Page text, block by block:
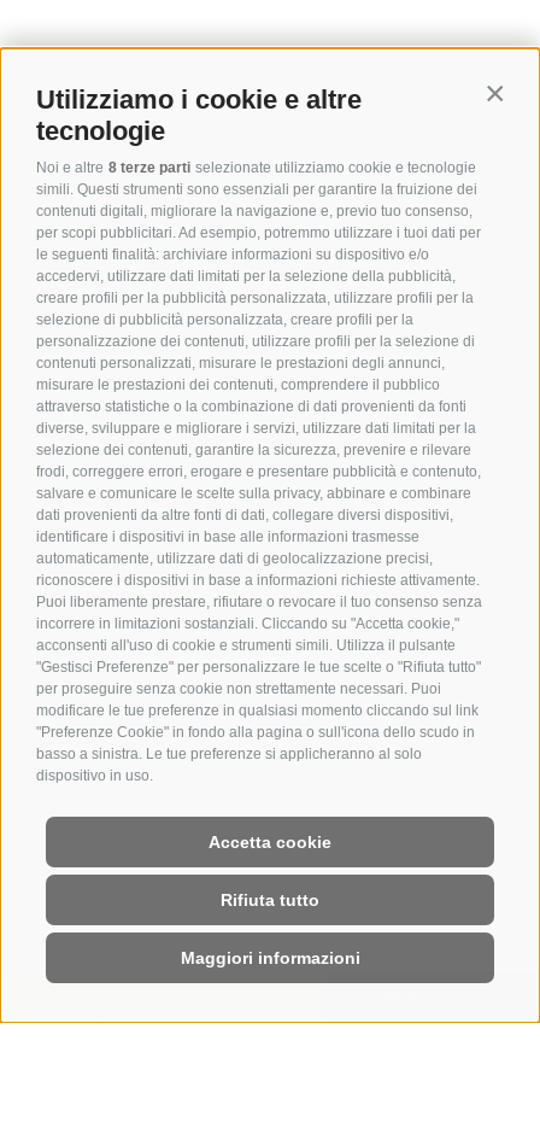
Utilizziamo i cookie e altre
tecnologie
Noi e altre 8 terze parti selezionate utilizziamo cookie e tecnologie
simili. Questi strumenti sono essenziali per garantire la fruizione dei
contenuti digitali, migliorare la navigazione e, previo tuo consenso,
per scopi pubblicitari. Ad esempio, potremmo utilizzare i tuoi dati per
le seguenti finalità: archiviare informazioni su dispositivo e/o
accedervi, utilizzare dati limitati per la selezione della pubblicità,
creare profili per la pubblicità personalizzata, utilizzare profili per la
selezione di pubblicità personalizzata, creare profili per la
personalizzazione dei contenuti, utilizzare profili per la selezione di
contenuti personalizzati, misurare le prestazioni degli annunci,
misurare le prestazioni dei contenuti, comprendere il pubblico
attraverso statistiche o la combinazione di dati provenienti da fonti
diverse, sviluppare e migliorare i servizi, utilizzare dati limitati per la
selezione dei contenuti, garantire la sicurezza, prevenire e rilevare
frodi, correggere errori, erogare e presentare pubblicità e contenuto,
salvare e comunicare le scelte sulla privacy, abbinare e combinare
dati provenienti da altre fonti di dati, collegare diversi dispositivi,
identificare i dispositivi in base alle informazioni trasmesse
automaticamente, utilizzare dati di geolocalizzazione precisi,
riconoscere i dispositivi in base a informazioni richieste attivamente.
Puoi liberamente prestare, rifiutare o revocare il tuo consenso senza
incorrere in limitazioni sostanziali. Cliccando su "Accetta cookie,"
acconsenti all'uso di cookie e strumenti simili. Utilizza il pulsante
"Gestisci Preferenze" per personalizzare le tue scelte o "Rifiuta tutto"
per proseguire senza cookie non strettamente necessari. Puoi
modificare le tue preferenze in qualsiasi momento cliccando sul link
"Preferenze Cookie" in fondo alla pagina o sull'icona dello scudo in
basso a sinistra. Le tue preferenze si applicheranno al solo
dispositivo in uso.
Accetta cookie
Rifiuta tutto
Maggiori informazioni
HOME|RICHIESTA